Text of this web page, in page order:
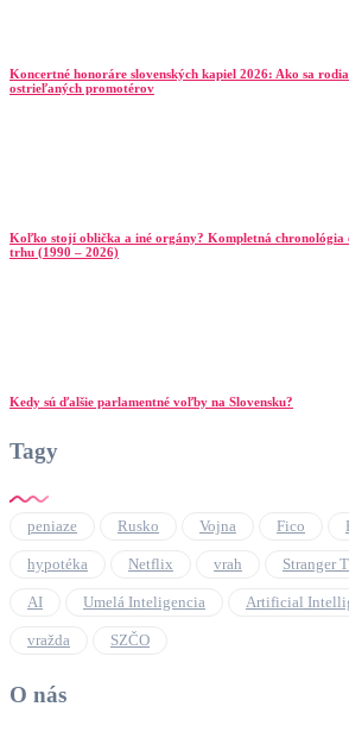
Koncertné honoráre slovenských kapiel 2026: Ako sa
ostrieľaných promotérov
Koľko stojí oblička a iné orgány? Kompletná chronológia
trhu (1990 – 2026)
Kedy sú ďalšie parlamentné voľby na Slovensku?
Tagy
peniaze Rusko Vojna Fico
hypotéka Netflix vrah Stranger
AI Umelá Inteligencia Artificial
vražda SZČO
O nás